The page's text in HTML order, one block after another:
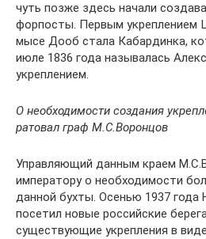
чуть позже здесь начали
форпосты. Первым укреплением
мысе Дооб стала Кабардинка,
июле 1836 года называлась
укреплением.
О необходимости создания
ратовал граф М.С.Воронцов
Управляющий данным краем
императору о необходимости
данной бухты. Осенью 1937 года
посетил новые российские
существующие укрепления в